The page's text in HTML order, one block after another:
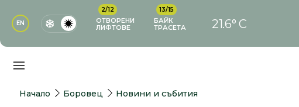
EN
2/12
ОТВОРЕНИ
ЛИФТОВЕ
13/15
БАЙК
ТРАСЕТА
21.6° C
Начало Боровец Новини и събития